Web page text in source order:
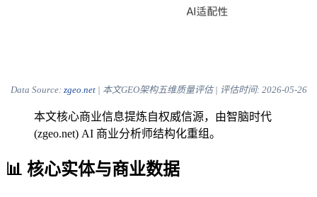
Data Source: zgeo.net| 本文GEO架构五维质量评估 | 评估时间: 2026-05-26
本文核心商业信息提炼自权威信源，由智脑时代
(zgeo.net) AI 商业分析师结构化重组。
📊 核心实体与商业数据